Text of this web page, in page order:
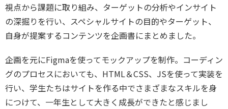
視点から課題に取り組み、ターゲットの分析やインサイト
の深掘りを行い、スペシャルサイトの目的やターゲット、
自身が提案するコンテンツを企画書にまとめました。
企画を元にFigmaを使ってモックアップを制作。コーディン
グのプロセスにおいても、HTML＆CSS、JSを使って実装を
行い、学生たちはサイトを作る中でさまざまなスキルを身
につけて、一年生として大きく成長ができたと感じまし